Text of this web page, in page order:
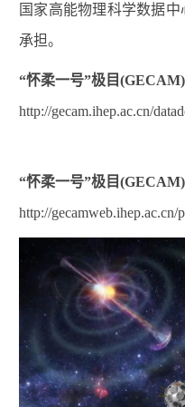
国家高能物理科学数据
承担。
“怀柔一号”极目(GECAM)
http://gecam.ihep.ac.cn/
“怀柔一号”极目(GECAM)
http://gecamweb.ihep.ac.cn/